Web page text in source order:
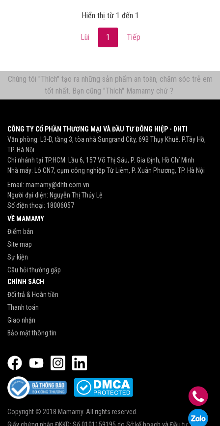
Hiển thị từ 1 đến 1
Lùi 1 Tiếp
Chúng tôi "Thích" tạo ra những sản phẩm an toàn, chăm sóc trẻ em
tốt nhất. Bạn cũng "Thích" Mamamy chứ ?
CÔNG TY CỔ PHẦN THƯƠNG MẠI VÀ ĐẦU TƯ ĐÔNG HIỆP - DHTI
Văn phòng: L3-D, tầng 3, tòa nhà Sungrand City, 69B Thụy Khuê. P.Tây Hồ,
TP. Hà Nội
Chi nhánh tại TP.HCM: Lầu 6, 157 Võ Thị Sáu, P. Gia Định, Hồ Chí Minh
Nhà máy: Lô CN7, cụm công nghiệp Từ Liêm, P. Xuân Phương, TP. Hà Nội
Email: mamamy@dhti.com.vn
Người đại diện: Nguyễn Thị Thủy Lệ
Số điện thoại: 18006057
VỀ MAMAMY
Điểm bán
Site map
Sự kiện
Câu hỏi thường gặp
CHÍNH SÁCH
Đổi trả & Hoàn tiền
Thanh toán
Giao nhận
Bảo mật thông tin
Copyright © 2018 Mamamy. All rights reserved.
Giấy chứng nhận ĐKKD: Số 0101159195 do Sở kế hoạch và Đầu tư Thành